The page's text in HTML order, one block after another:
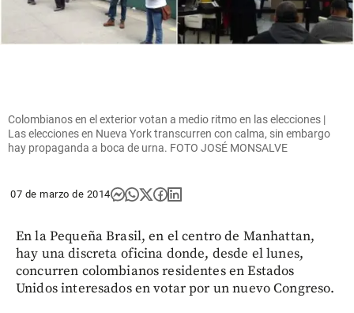
Colombianos en el exterior votan a medio ritmo en las elecciones |
Las elecciones en Nueva York transcurren con calma, sin embargo
hay propaganda a boca de urna. FOTO JOSÉ MONSALVE
07 de marzo de 2014
En la Pequeña Brasil, en el centro de Manhattan,
hay una discreta oficina donde, desde el lunes,
concurren colombianos residentes en Estados
Unidos interesados en votar por un nuevo Congreso.